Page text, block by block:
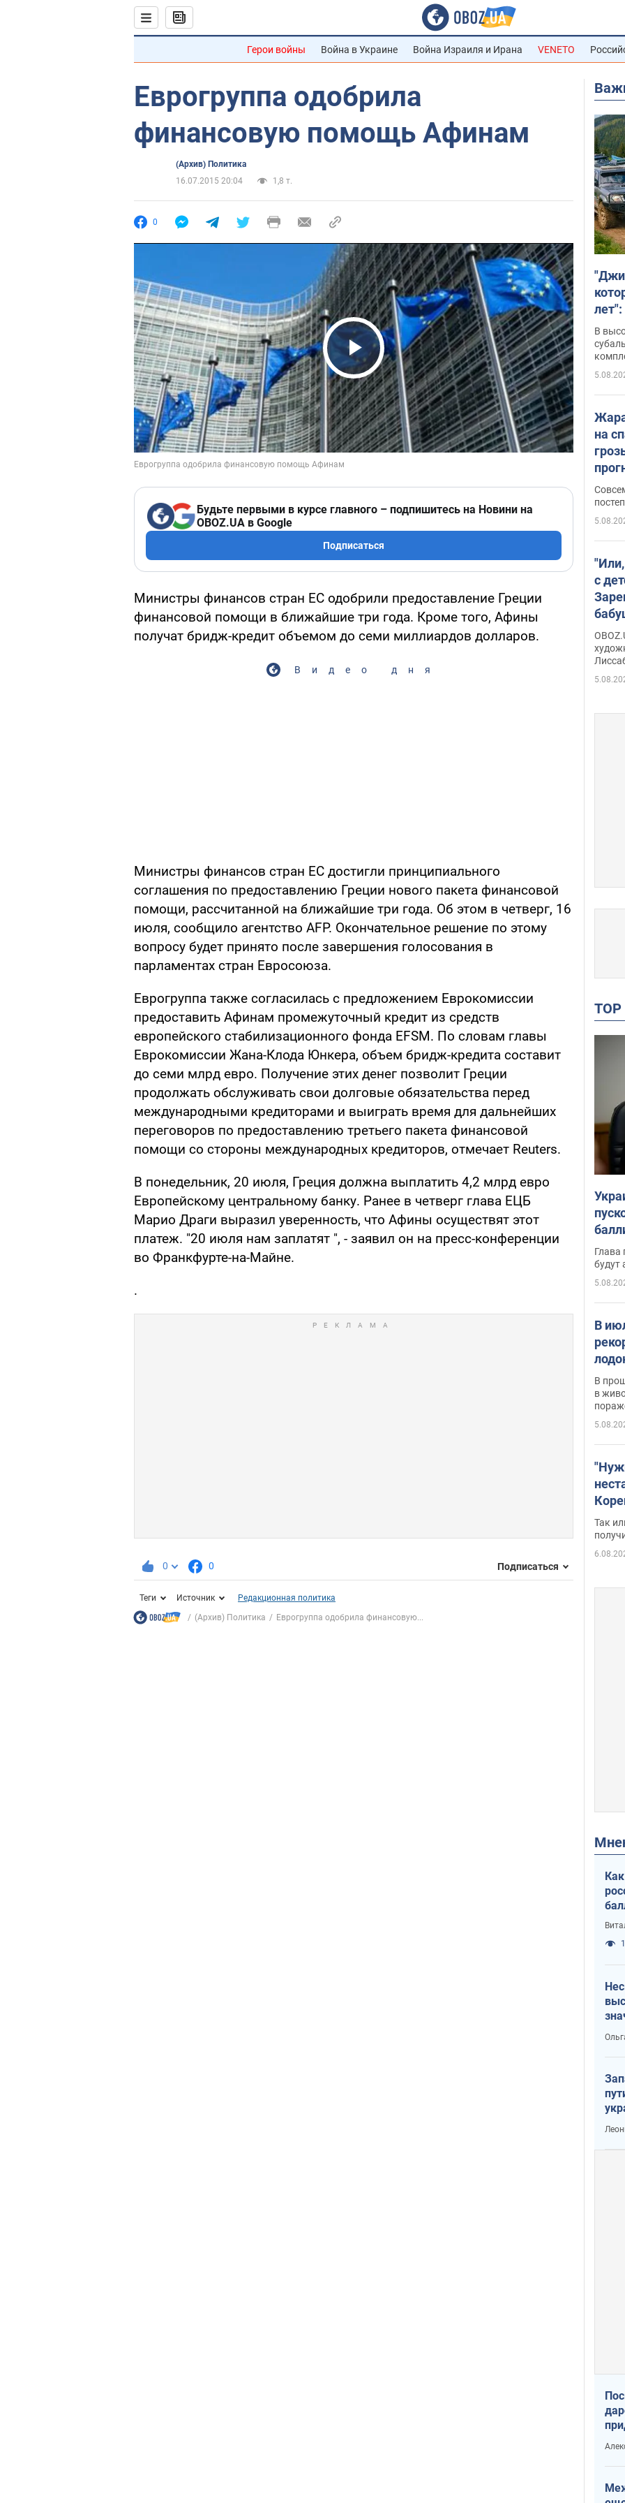
Герои войны Война в Украине Война Израиля и Ирана VENETO
Еврогруппа одобрила
финансовую помощь Афинам
(Архив) Политика
16.07.2015 20:04
1,8 т.
0
Play Video
Будьте первыми в курсе главного – подпишитесь на Новини на
OBOZ.UA в Google
Подписаться
Министры финансов стран ЕС одобрили предоставление Греции
финансовой помощи в ближайшие три года. Кроме того, Афины
получат бридж-кредит объемом до семи миллиардов долларов.
Видео дня
Министры финансов стран ЕС достигли принципиального
соглашения по предоставлению Греции нового пакета финансовой
помощи, рассчитанной на ближайшие три года. Об этом в четверг, 16
июля, сообщило агентство AFP. Окончательное решение по этому
вопросу будет принято после завершения голосования в
парламентах стран Евросоюза.
Еврогруппа также согласилась с предложением Еврокомиссии
предоставить Афинам промежуточный кредит из средств
европейского стабилизационного фонда EFSM. По словам главы
Еврокомиссии Жана-Клода Юнкера, объем бридж-кредита составит
до семи млрд евро. Получение этих денег позволит Греции
продолжать обслуживать свои долговые обязательства перед
международными кредиторами и выиграть время для дальнейших
переговоров по предоставлению третьего пакета финансовой
помощи со стороны международных кредиторов, отмечает Reuters.
В понедельник, 20 июля, Греция должна выплатить 4,2 млрд евро
Европейскому центральному банку. Ранее в четверг глава ЕЦБ
Марио Драги выразил уверенность, что Афины осуществят этот
платеж. "20 июля нам заплатят ", - заявил он на пресс-конференции
во Франкфурте-на-Майне.
.
0 0 Подписаться
Теги Источник
Редакционная политика
(Архив) Политика
Еврогруппа одобрила финансовую...
В
на
с
сына
Глава
будут
В
В
в
Так